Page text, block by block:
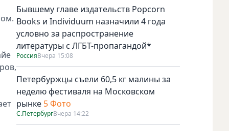
Бывшему главе издательств Popcorn
Books и Individuum назначили 4 года
условно за распространение
литературы с ЛГБТ-пропагандой*
РоссияВчера 15:08
Петербуржцы съели 60,5 кг малины за
неделю фестиваля на Московском
рынке 5 Фото
С.ПетербургВчера 14:22